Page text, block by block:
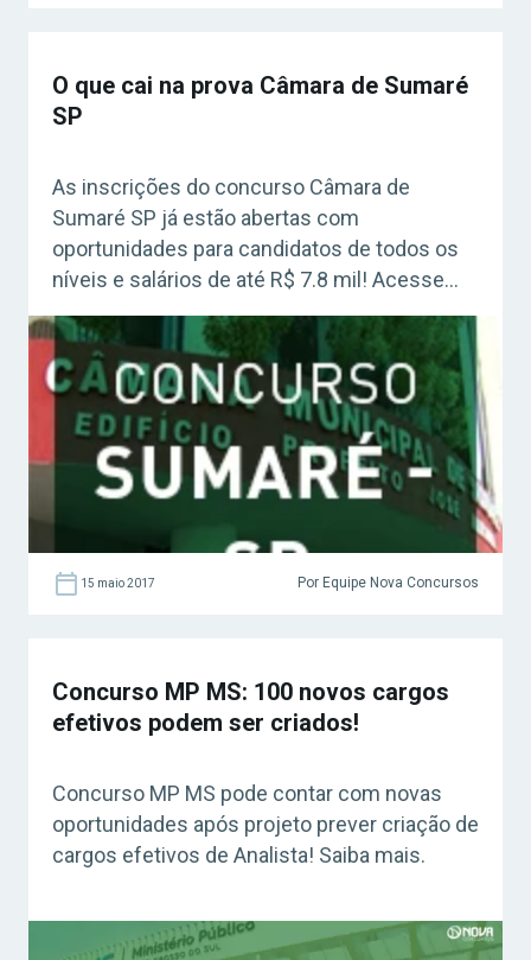
O Instituto […]
O que cai na prova Câmara de Sumaré
SP
As inscrições do concurso Câmara de
Sumaré SP já estão abertas com
oportunidades para candidatos de todos os
níveis e salários de até R$ 7.8 mil! Acesse
agora o Curso Grátis INSS 2026! Saiba o que
estudar para a prova e garanta uma vagas.
Como fazer a inscrição? Os interessados
podem se inscrever até o […]
15 maio 2017 Por Equipe Nova Concursos
Concurso MP MS: 100 novos cargos
efetivos podem ser criados!
Concurso MP MS pode contar com novas
oportunidades após projeto prever criação de
cargos efetivos de Analista! Saiba mais.